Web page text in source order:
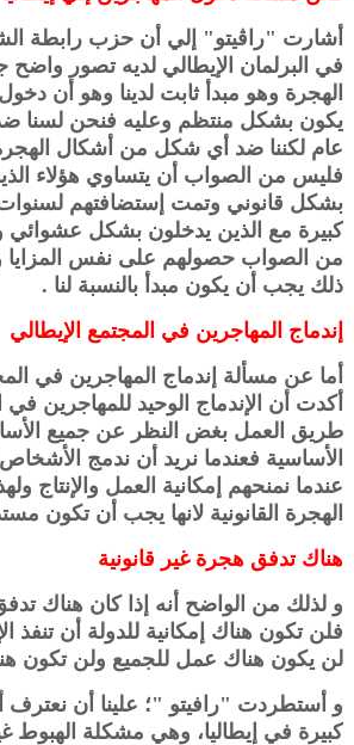
أشارت "راڤيتو" إلي أن حزب رابطة
في البرلمان الإيطالي لديه تصور
الهجرة وهو مبدأ ثابت لدينا وهو أن دخول
يكون بشكل منتظم وعليه فنحن لسنا
عام لكننا ضد أي شكل من أشكال الهجرة
فليس من الصواب أن يتساوي هؤلاء الذين
بشكل قانوني وتمت إستضافتهم
كبيرة مع الذين يدخلون بشكل
من الصواب حصولهم على نفس المزايا
ذلك يجب أن يكون مبدأ بالنسبة لنا .
إندماج المهاجرين في المجتمع الإيطالي
أما عن مسألة إندماج المهاجرين في
أكدت أن الإندماج الوحيد للمهاجرين
طريق العمل بغض النظر عن جميع
الأساسية فعندما نريد أن ندمج
عندما نمنحهم إمكانية العمل والإنتاج
الهجرة القانونية لانها يجب أن تكون
هناك تدفق هجرة غير قانونية
و لذلك من الواضح أنه إذا كان هناك
فلن تكون هناك إمكانية للدولة أن تنفذ
لن يكون هناك عمل للجميع ولن تكون
و أستطردت "رافيتو "؛ علينا أن نعترف
كبيرة في إيطاليا، وهي مشكلة الهبوط